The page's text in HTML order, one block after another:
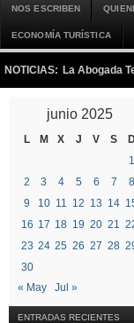
NOS ESCRIBEN
ECONOMÍA TURÍSTICA
NOTICIAS: La Abogada
junio 2025
L M X J V S
1
2
3 4 5 6 7
8
9
10 11 12 13 14
16 17 18 19 20 21
23 24 25 26 27 28
30
« May
Jul »
ENTRADAS RECIENTES